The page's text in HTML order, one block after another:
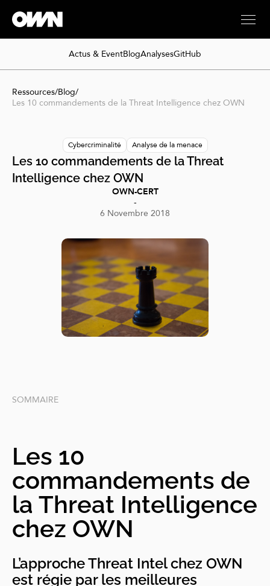
Actus & EventBlogAnalysesGitHub
Ressources/Blog/
Les 10 commandements de la Threat Intelligence chez OWN
Cybercriminalité Analyse de la menace
Les 10 commandements de la Threat
Intelligence chez OWN
OWN-CERT
-
6 Novembre 2018
SOMMAIRE
Les 10
commandements de
la Threat Intelligence
chez OWN
L’approche Threat Intel chez OWN
est régie par les meilleures